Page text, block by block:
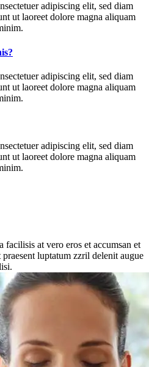
adipiscing elit, sed diam
ut laoreet dolore magna aliquam
adipiscing elit, sed diam
ut laoreet dolore magna aliquam
adipiscing elit, sed diam
ut laoreet dolore magna aliquam
at vero eros et accumsan et
luptatum zzril delenit augue